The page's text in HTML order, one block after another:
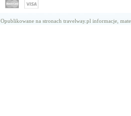
Opublikowane na stronach travelway.pl informacje,